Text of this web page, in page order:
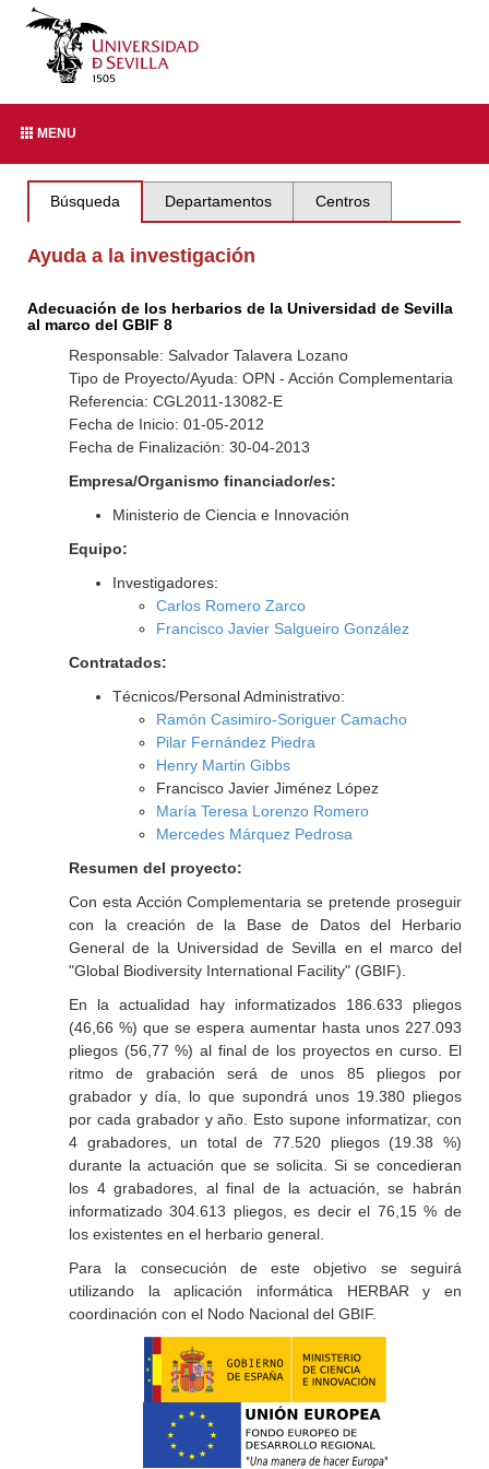
MENU
Búsqueda Departamentos Centros
Ayuda a la investigación
Adecuación de los herbarios de la Universidad de Sevilla
al marco del GBIF 8
Responsable: Salvador Talavera Lozano
Tipo de Proyecto/Ayuda: OPN - Acción Complementaria
Referencia: CGL2011-13082-E
Fecha de Inicio: 01-05-2012
Fecha de Finalización: 30-04-2013
Empresa/Organismo financiador/es:
Ministerio de Ciencia e Innovación
Equipo:
Investigadores:
Carlos Romero Zarco
Francisco Javier Salgueiro González
Contratados:
Técnicos/Personal Administrativo:
Ramón Casimiro-Soriguer Camacho
Pilar Fernández Piedra
Henry Martin Gibbs
Francisco Javier Jiménez López
María Teresa Lorenzo Romero
Mercedes Márquez Pedrosa
Resumen del proyecto:
Con esta Acción Complementaria se pretende proseguir
con la creación de la Base de Datos del Herbario
General de la Universidad de Sevilla en el marco del
"Global Biodiversity International Facility" (GBIF).
En la actualidad hay informatizados 186.633 pliegos
(46,66 %) que se espera aumentar hasta unos 227.093
pliegos (56,77 %) al final de los proyectos en curso. El
ritmo de grabación será de unos 85 pliegos por
grabador y día, lo que supondrá unos 19.380 pliegos
por cada grabador y año. Esto supone informatizar, con
4 grabadores, un total de 77.520 pliegos (19.38 %)
durante la actuación que se solicita. Si se concedieran
los 4 grabadores, al final de la actuación, se habrán
informatizado 304.613 pliegos, es decir el 76,15 % de
los existentes en el herbario general.
Para la consecución de este objetivo se seguirá
utilizando la aplicación informática HERBAR y en
coordinación con el Nodo Nacional del GBIF.